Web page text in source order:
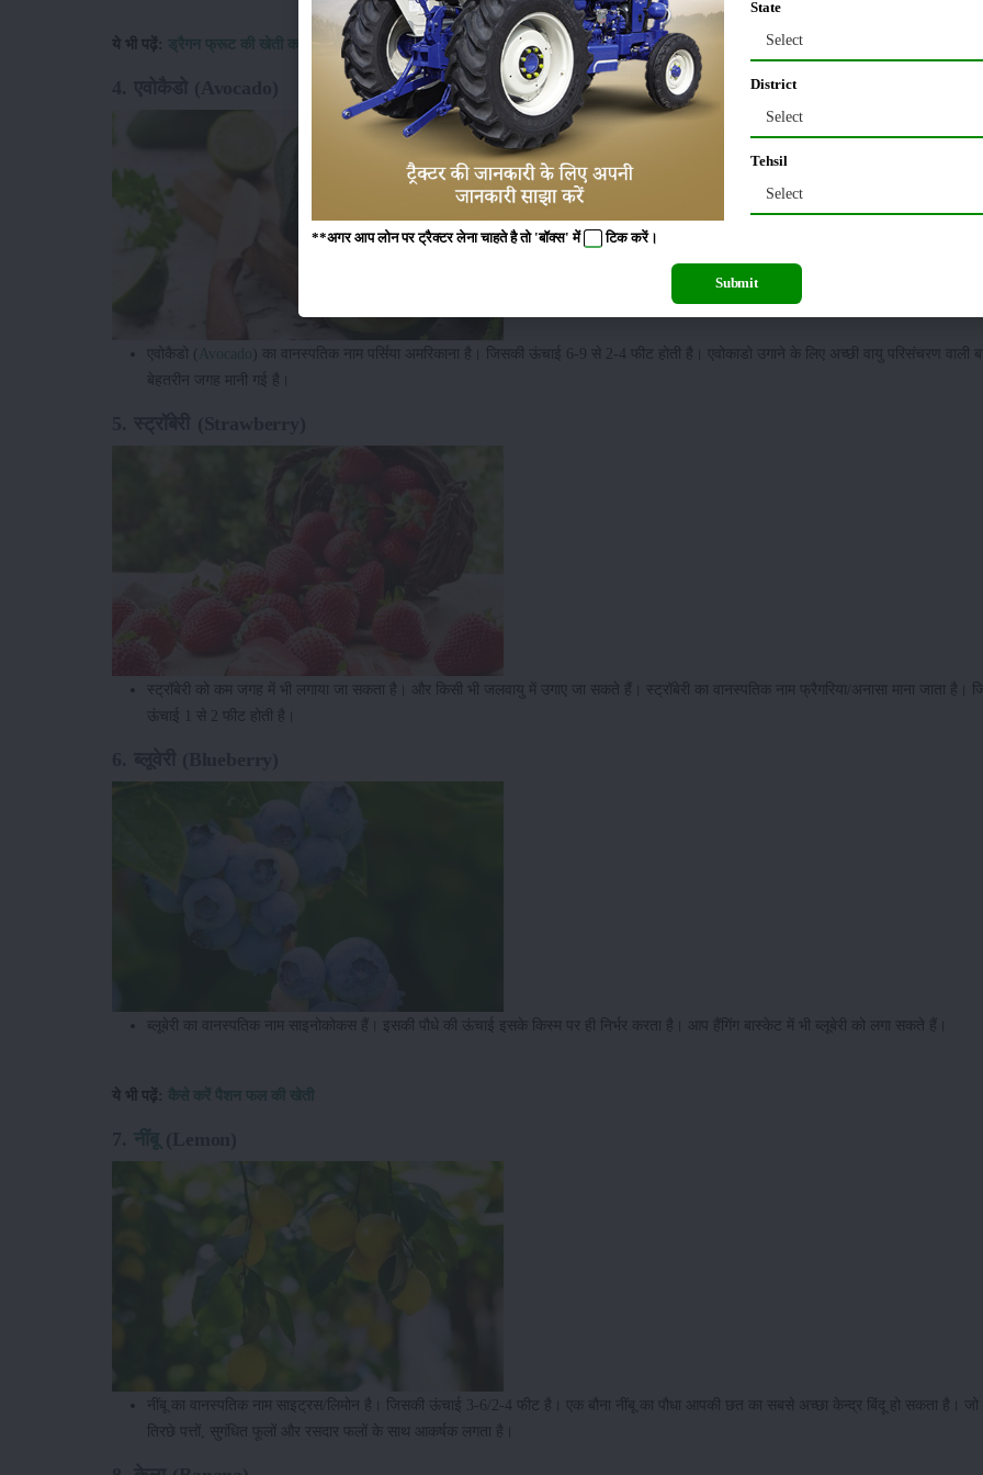
ये भी पढ़ें: ड्रैगन फ्रूट की खेती करके लाखों कमा रहे किसान
एवोकैडो ( Avocado
) का वानस्पतिक नाम पर्सिया अमरिकाना है। जिसकी ऊंचाई 6-9 से 2-4 फीट होती है। एवोकाडो उगाने के लिए अच्छी वायु परिसंचरण वाली
बेहतरीन जगह मानी गई है।
स्ट्रॉबेरी को कम जगह में भी लगाया जा सकता है। और किसी भी जलवायु में उगाए जा सकते हैं। स्ट्रॉबेरी का वानस्पतिक नाम फ्रैगरिया/अनासा माना जाता है।
ऊंचाई 1 से 2 फीट होती है।
ब्लूबेरी का वानस्पतिक नाम साइनोकोकस हैं। इसकी पौधे की ऊंचाई इसके किस्म पर ही निर्भर करता है। आप हैंगिंग बास्केट में भी ब्लूबेरी को लगा सकते हैं।
ये भी पढ़ें: कैसे करें पैशन फल की खेती
7.नींबू(Lemon)
नींबू का वानस्पतिक नाम साइट्रस/लिमोन है। जिसकी ऊंचाई 3-6/2-4 फीट है। एक बौना नींबू का पौधा आपकी छत का सबसे अच्छा केन्द्र बिंदू हो सकता है। जो
तिरछे पत्तों, सुगंधित फूलों और रसदार फलों के साथ आकर्षक लगता है।
State
Select
District
Select
Tehsil
Select
**अगर आप लोन पर ट्रैक्टर लेना चाहते है तो 'बॉक्स' में टिककरें।
Submit